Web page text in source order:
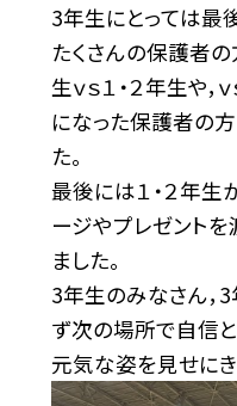
3年生にとっては最
たくさんの保護者
生ｖｓ１・２年生や
になった保護者の
た。
最後には１・２年
ージやプレゼント
ました。
3年生のみなさん，
ず次の場所で自信
元気な姿を見せにき